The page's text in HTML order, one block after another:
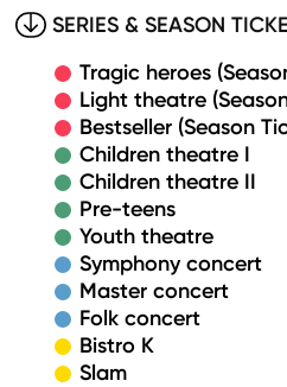
SERIES & SEASON
Tragic heroes
Light theatre
Bestseller (Season
Children theatre I
Children theatre II
Pre-teens
Youth theatre
Symphony concert
Master concert
Folk concert
Bistro K
Slam